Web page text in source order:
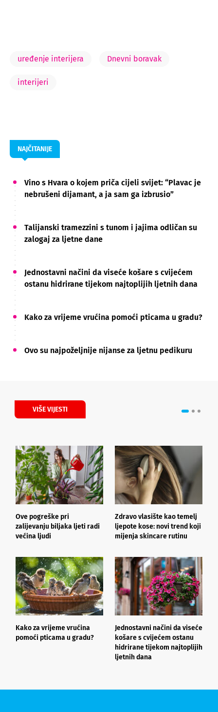
uređenje interijera Dnevni boravak
interijeri
NAJČITANIJE
Vino s Hvara o kojem priča cijeli svijet: “Plavac je
nebrušeni dijamant, a ja sam ga izbrusio”
Talijanski tramezzini s tunom i jajima odličan su
zalogaj za ljetne dane
Jednostavni načini da viseće košare s cvijećem
ostanu hidrirane tijekom najtoplijih ljetnih dana
Kako za vrijeme vrućina pomoći pticama u gradu?
Ovo su najpoželjnije nijanse za ljetnu pedikuru
VIŠE VIJESTI
Ove pogreške pri
zalijevanju biljaka ljeti radi
većina ljudi
Zdravo vlasište kao temelj
ljepote kose: novi trend koji
mijenja skincare rutinu
Kako za vrijeme vrućina
pomoći pticama u gradu?
Jednostavni načini da viseće
košare s cvijećem ostanu
hidrirane tijekom najtoplijih
ljetnih dana